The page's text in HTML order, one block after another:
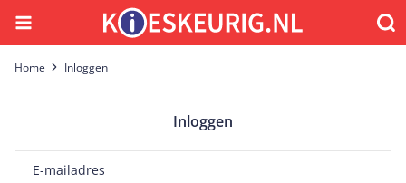
Menu
Home Inloggen
Inloggen
E-mailadres